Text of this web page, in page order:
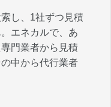
し、1社ずつ見積
エネカルで、あ
門業者から見積
中から代行業者